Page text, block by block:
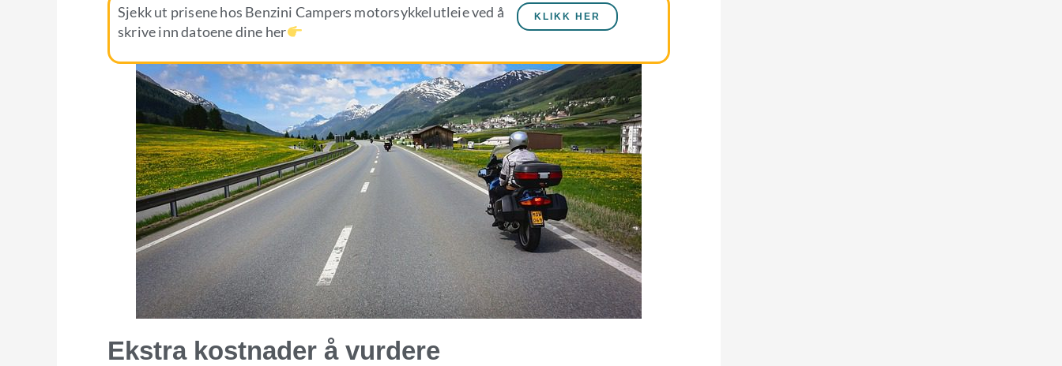
Sjekk ut prisene hos Benzini Campers motorsykkelutleie ved å
skrive inn datoene dine her
KLIKK HER
Ekstra kostnader å vurdere